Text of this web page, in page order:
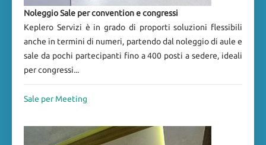
Noleggio Sale per convention e congressi
Keplero Servizi è in grado di proporti soluzioni flessibili
anche in termini di numeri, partendo dal noleggio di aule e
sale da pochi partecipanti fino a 400 posti a sedere, ideali
per congressi...
Sale per Meeting